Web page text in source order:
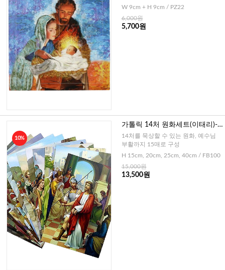
W 9cm + H 9cm / PZ22
6,000원
5,700원
10%
가톨릭 14처 원화세트(이태리)-
소,중,대,특대
14처를 묵상할 수 있는 원화, 예수님
부활까지 15매로 구성
H 15cm, 20cm, 25cm, 40cm / FB100
15,000원
13,500원